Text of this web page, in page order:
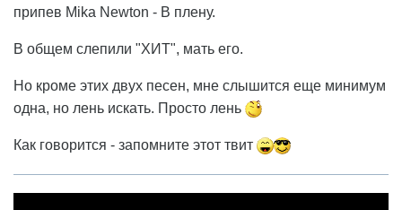
припев Mika Newton - В плену.
В общем слепили "ХИТ", мать его.
Но кроме этих двух песен, мне слышится еще минимум
одна, но лень искать. Просто лень
Как говорится - запомните этот твит